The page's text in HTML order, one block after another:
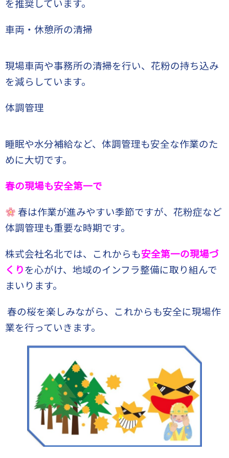
車両・休憩所の清掃
現場車両や事務所の清掃を行い、花粉の持ち込み
を減らしています。
体調管理
睡眠や水分補給など、体調管理も安全な作業のた
めに大切です。
春の現場も安全第一で
春は作業が進みやすい季節ですが、花粉症など
体調管理も重要な時期です。
株式会社名北では、これからも安全第一の現場づ
くりを心がけ、地域のインフラ整備に取り組んで
まいります。
春の桜を楽しみながら、これからも安全に現場作
業を行っていきます。